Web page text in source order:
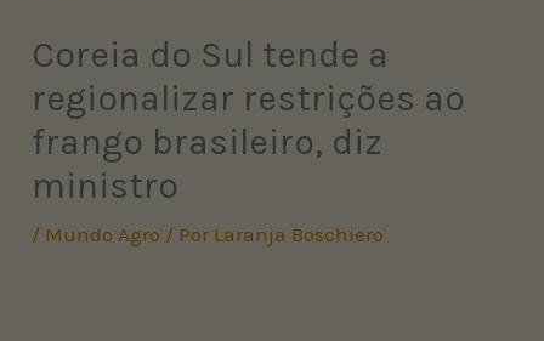
Coreia do Sul tende a
regionalizar restrições ao
frango brasileiro, diz
ministro
/ Mundo Agro / Por Laranja Boschiero